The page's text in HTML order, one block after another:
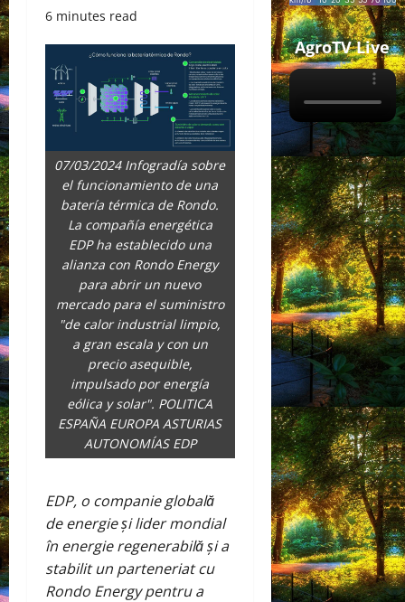
6 minutes read
07/03/2024 Infogradía sobre
el funcionamiento de una
batería térmica de Rondo.
La compañía energética
EDP ha establecido una
alianza con Rondo Energy
para abrir un nuevo
mercado para el suministro
"de calor industrial limpio,
a gran escala y con un
precio asequible,
impulsado por energía
eólica y solar". POLITICA
ESPAÑA EUROPA ASTURIAS
AUTONOMÍAS EDP
EDP, o companie globală
de energie și lider mondial
în energie regenerabilă și a
stabilit un parteneriat cu
Rondo Energy pentru a
AgroTV Live